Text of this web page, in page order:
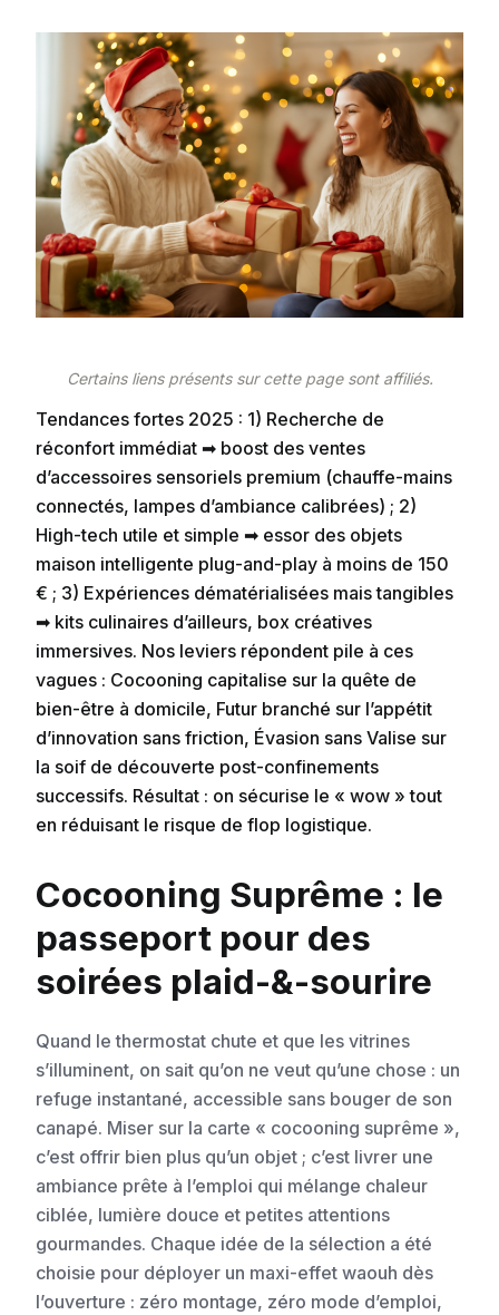
Certains liens présents sur cette page sont affiliés.
Tendances fortes 2025 : 1) Recherche de
réconfort immédiat ➡ boost des ventes
d’accessoires sensoriels premium (chauffe-mains
connectés, lampes d’ambiance calibrées) ; 2)
High-tech utile et simple ➡ essor des objets
maison intelligente plug-and-play à moins de 150
€ ; 3) Expériences dématérialisées mais tangibles
➡ kits culinaires d’ailleurs, box créatives
immersives. Nos leviers répondent pile à ces
vagues : Cocooning capitalise sur la quête de
bien-être à domicile, Futur branché sur l’appétit
d’innovation sans friction, Évasion sans Valise sur
la soif de découverte post-confinements
successifs. Résultat : on sécurise le « wow » tout
en réduisant le risque de flop logistique.
Cocooning Suprême : le
passeport pour des
soirées plaid-&-sourire
Quand le thermostat chute et que les vitrines
s’illuminent, on sait qu’on ne veut qu’une chose : un
refuge instantané, accessible sans bouger de son
canapé. Miser sur la carte « cocooning suprême »,
c’est offrir bien plus qu’un objet ; c’est livrer une
ambiance prête à l’emploi qui mélange chaleur
ciblée, lumière douce et petites attentions
gourmandes. Chaque idée de la sélection a été
choisie pour déployer un maxi-effet waouh dès
l’ouverture : zéro montage, zéro mode d’emploi,